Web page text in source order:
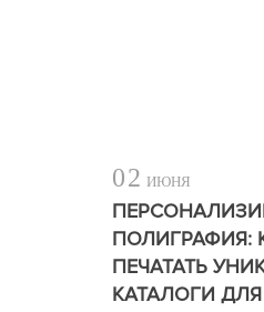
02 ИЮНЯ
ПОЛИГРАФИЯ:
ПЕЧАТАТЬ
КАТАЛОГИ